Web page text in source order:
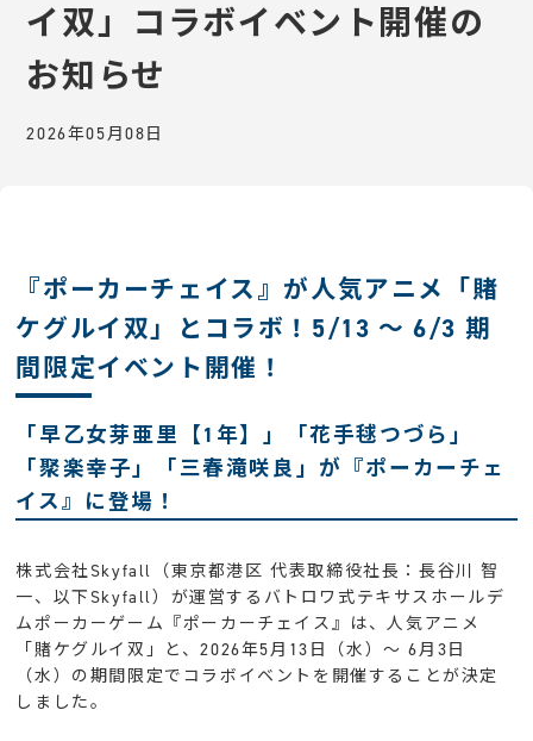
イ双」コラボイベント開催の
お知らせ
2026年05月08日
『ポーカーチェイス』が人気アニメ「賭
ケグルイ双」とコラボ！5/13 〜 6/3 期
間限定イベント開催！
「早乙女芽亜里【1年】」「花手毬つづら」
「聚楽幸子」「三春滝咲良」が『ポーカーチェ
イス』に登場！
株式会社Skyfall（東京都港区 代表取締役社長：長谷川 智
一、以下Skyfall）が運営するバトロワ式テキサスホールデ
ムポーカーゲーム『ポーカーチェイス』は、人気アニメ
「賭ケグルイ双」と、2026年5月13日（水）〜 6月3日
（水）の期間限定でコラボイベントを開催することが決定
しました。